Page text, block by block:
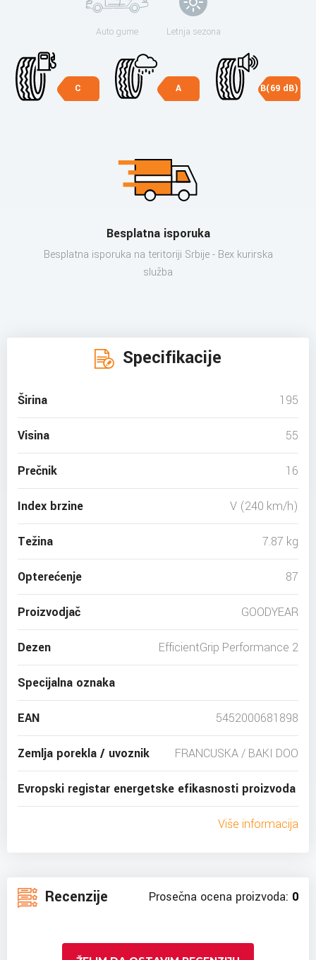
Auto gume Letnja sezona
C A B(69 dB)
Besplatna isporuka
Besplatna isporuka na teritoriji Srbije - Bex kurirska
služba
Specifikacije
Širina 195
Visina 55
Prečnik 16
Index brzine V (240 km/h)
Težina 7.87 kg
Opterećenje 87
Proizvodjač GOODYEAR
Dezen EfficientGrip Performance 2
Specijalna oznaka
EAN 5452000681898
Zemlja porekla / uvoznik FRANCUSKA / BAKI DOO
Evropski registar energetske efikasnosti proizvoda
Više informacija
Recenzije Prosečna ocena proizvoda: 0